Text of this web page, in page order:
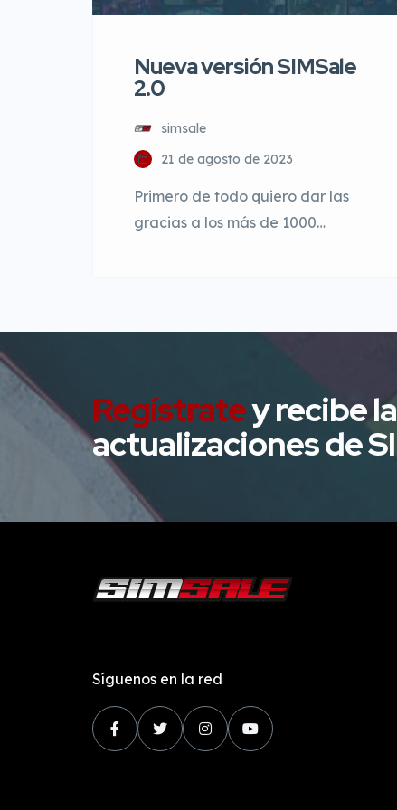
Nueva versión SIMSale
2.0
simsale
21 de agosto de 2023
Primero de todo quiero dar las
gracias a los más de 1000
año hemos tenido problemas con
la plataforma, ya que han […]
Regístratey recibe
actualizaciones de
Síguenos en la red